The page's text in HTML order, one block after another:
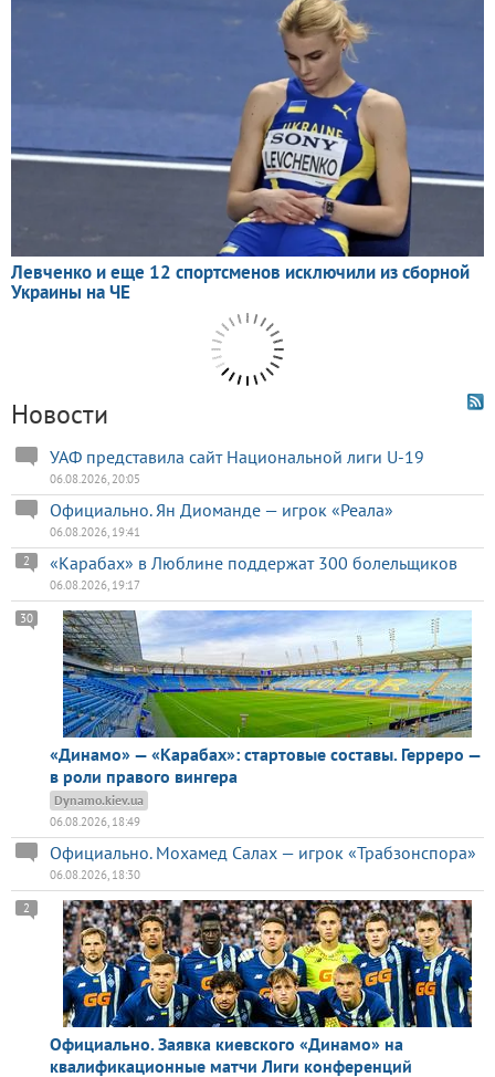
Новости
УАФ представила сайт Национальной лиги U-19
06.08.2026, 20:05
Официально. Ян Диоманде — игрок «Реала»
06.08.2026, 19:41
«Карабах» в Люблине поддержат 300 болельщиков
2
06.08.2026, 19:17
«Динамо» — «Карабах»: стартовые составы. Герреро —
в роли правого вингера
30
Dynamo.kiev.ua
06.08.2026, 18:49
Официально. Мохамед Салах — игрок «Трабзонспора»
06.08.2026, 18:30
Официально. Заявка киевского «Динамо» на
квалификационные матчи Лиги конференций
2